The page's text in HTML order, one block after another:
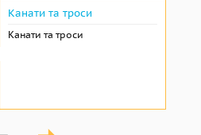
Канати та троси
Канати та троси